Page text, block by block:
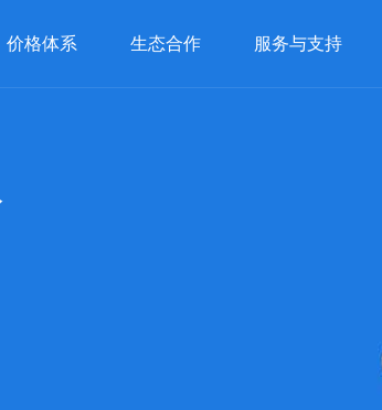
价格体系 生态合作 服务与支持